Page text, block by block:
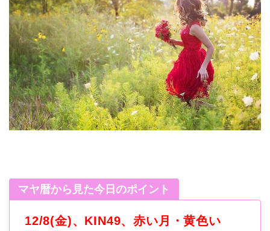
マヤ暦から見た今日のポイント
12/8(金)、KIN49、赤い月・黄色い